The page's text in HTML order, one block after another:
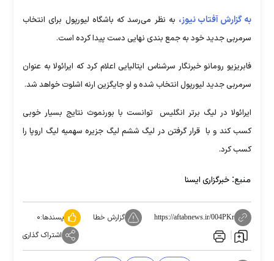
به گزارش آفتاب نیوز، به نظر می‌رسد که باشگاه لیورپول برای انتخاب
سرمربی جدید خود به جمع بندی نهایی دست پیدا کرده است.
فابریزیو رومانو خبرنگار سرشناس ایتالیایی اعلام کرد که ایرائولا به عنوان
سرمربی جدید لیورپول انتخاب شده و او جایگزین ارنه اشلوت خواهد شد.
ایرائولا در لیگ برتر انگلیس توانست با بورنموث نتایج بسیار خوبی
کسب کند و با قرار گرفتن در لیگ ششم لیگ جزیره سهمیه لیگ اروپا را
کسب کرد.
منبع: خبرگزاری ایسنا
https://aftabnews.ir/004PKr گزارش خطا پسندها:۰
اشتراک گذاری